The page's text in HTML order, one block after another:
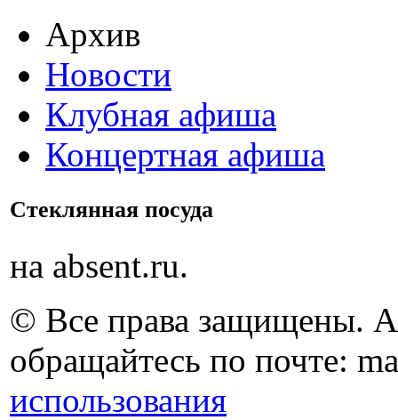
Архив
Новости
Клубная афиша
Концертная афиша
Стеклянная посуда
на absent.ru.
© Все права защищены.
обращайтесь по почте:
использования